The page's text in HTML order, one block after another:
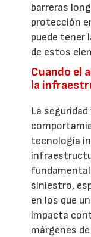
barreras
protección
puede tener
de estos
Cuando el
la
La
tecnología
fundamental
siniestro,
en los que
impacta
márgenes